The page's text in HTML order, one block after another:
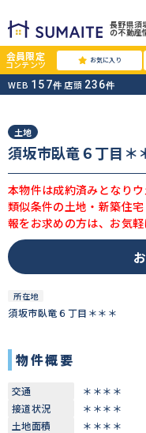
長野県須
の不動産
会員限定
コンテンツ お気に入り
WEB 157件 店頭 236件
土地
須坂市臥竜６丁目＊
本物件は成約済みとなり
類似条件の土地・新築住
報をお求めの方は、お気軽
所在地
須坂市臥竜６丁目＊＊＊
物件概要
交通
＊＊＊＊
接道状況
＊＊＊＊
土地面積
＊＊＊＊